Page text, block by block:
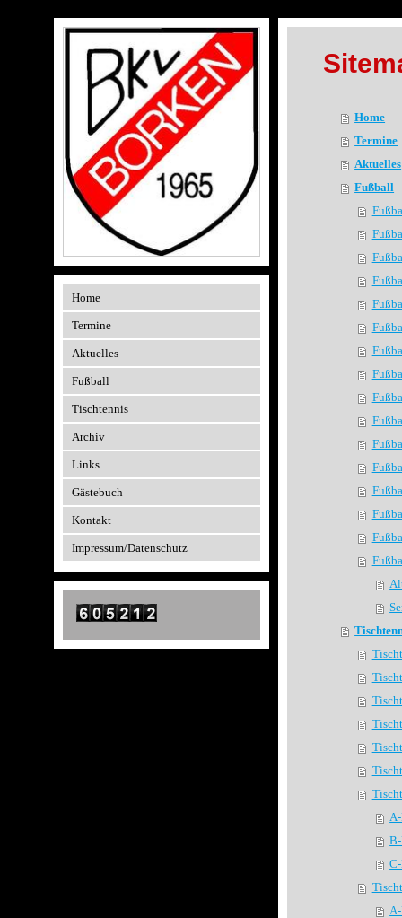
Home
Termine
Aktuelles
Fußball
Tischtennis
Archiv
Links
Gästebuch
Kontakt
Impressum/Datenschutz
Home
Termine
Aktuelles
Fußball